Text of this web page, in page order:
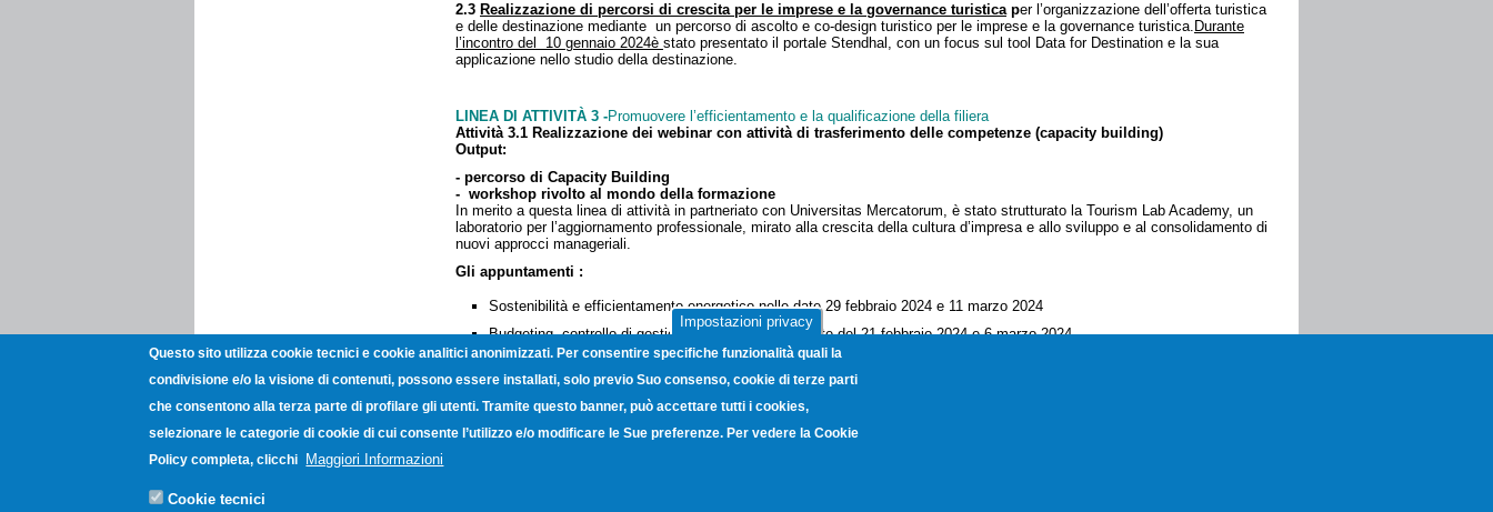
2.3 Realizzazione di percorsi di crescita per le imprese e la governance turisticaper l’organizzazione dell’offerta turistica
e delle destinazione mediante un percorso di ascolto e co-design turistico per le imprese e la governance turistica. Durante
l’incontro del 10 gennaio 2024è stato presentato il portale Stendhal, con un focus sul tool Data for Destination e la sua
applicazione nello studio della destinazione.
LINEA DI ATTIVITÀ 3 -Promuovere l’efficientamento e la qualificazione della filiera
Attività 3.1 Realizzazione dei webinar con attività di trasferimento delle competenze (capacity building)
Output:
- percorso di Capacity Building
- workshop rivolto al mondo della formazione
In merito a questa linea di attività in partneriato con Universitas Mercatorum, è stato strutturato la Tourism Lab Academy, un
laboratorio per l’aggiornamento professionale, mirato alla crescita della cultura d’impresa e allo sviluppo e al consolidamento di
nuovi approcci manageriali.
Gli appuntamenti :
Sostenibilità e efficientamento energetico nelle date 29 febbraio 2024 e 11 marzo 2024
Budgeting, controllo di gestione e dei costi, nelle date del 21 febbraio 2024 e 6 marzo 2024
Comunicazione nelle date del 22 febbraio 2024 e 12 marzo 2024 e
Accoglienza professionale nelle date 28 febbraio 2024 e 7 marzo 2024
Ai fini di una ulteriore promozione del patrimonio turistico-culturale della Campania, Unioncamere ha consegnato ai partecipanti
Impostazioni privacy
Questo sito utilizza cookie tecnici e cookie analitici anonimizzati. Per consentire specifiche funzionalità quali la
condivisione e/o la visione di contenuti, possono essere installati, solo previo Suo consenso, cookie di terze parti
che consentono alla terza parte di profilare gli utenti. Tramite questo banner, può accettare tutti i cookies,
selezionare le categorie di cookie di cui consente l’utilizzo e/o modificare le Sue preferenze. Per vedere la Cookie
Policy completa, clicchi Maggiori Informazioni
Cookie tecnici